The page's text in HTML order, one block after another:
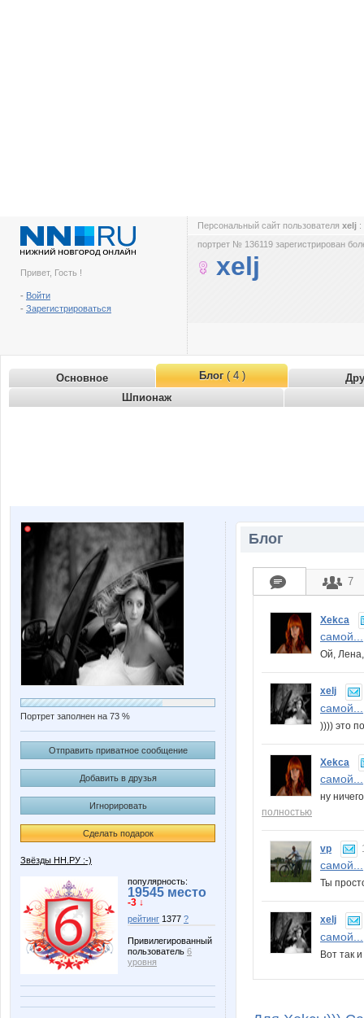
Привет, Гость !
- Войти
- Зарегистрироваться
Персональный сайт пользователя xelj :
портрет № 136119 зарегистрирован
xelj
Основное Блог( 4 )
Шпионаж
Портрет заполнен на 73 %
Отправить приватное сообщение
Добавить в друзья
Игнорировать
Сделать подарок
Звёзды НН.РУ :-)
популярность:
19545 место
-3 ↓
рейтинг 1377 ?
Привилегированный
пользователь 6
уровня
Блог
7
Xekca
самой...
Ой,
xelj
самой...
)))) это
Xekca
самой...
ну
полностью
vp
самой...
Ты
xelj
самой...
Вот так